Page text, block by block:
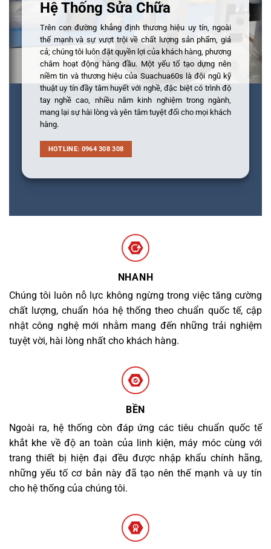
Hệ Thống Sửa Chữa
Trên con đường khẳng định thương hiệu uy tín, ngoài
thế mạnh và sự vượt trội về chất lượng sản phẩm, giá
cả; chúng tôi luôn đặt quyền lợi của khách hàng, phương
châm hoạt động hàng đầu. Một yếu tố tạo dựng nên
niềm tin và thương hiệu của Suachua60s là đội ngũ kỹ
thuật uy tín đầy tâm huyết với nghề, đặc biệt có trình độ
tay nghề cao, nhiều năm kinh nghiệm trong ngành,
mang lại sự hài lòng và yên tâm tuyệt đối cho mọi khách
hàng.
HOTLINE: 0964 308 308
NHANH
Chúng tôi luôn nỗ lực không ngừng trong việc tăng cường
chất lượng, chuẩn hóa hệ thống theo chuẩn quốc tế, cập
nhật công nghệ mới nhằm mang đến những trải nghiệm
tuyệt vời, hài lòng nhất cho khách hàng.
BỀN
Ngoài ra, hệ thống còn đáp ứng các tiêu chuẩn quốc tế
khắt khe về độ an toàn của linh kiện, máy móc cùng với
trang thiết bị hiện đại đều được nhập khẩu chính hãng,
những yếu tố cơ bản này đã tạo nên thế mạnh và uy tín
cho hệ thống của chúng tôi.